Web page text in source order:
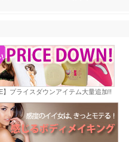
】プライスダウンアイテム大量追加!!